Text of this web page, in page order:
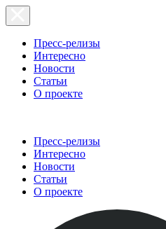
Пресс-релизы
Интересно
Новости
Статьи
О проекте
Пресс-релизы
Интересно
Новости
Статьи
О проекте